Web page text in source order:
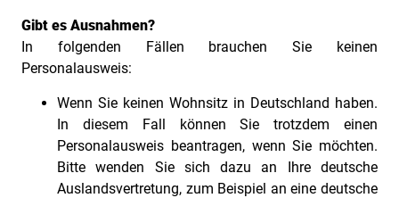
Gibt es Ausnahmen?
In folgenden Fällen brauchen Sie keinen
Personalausweis:
Wenn Sie keinen Wohnsitz in Deutschland haben.
In diesem Fall können Sie trotzdem einen
Personalausweis beantragen, wenn Sie möchten.
Bitte wenden Sie sich dazu an Ihre deutsche
Auslandsvertretung, zum Beispiel an eine deutsche